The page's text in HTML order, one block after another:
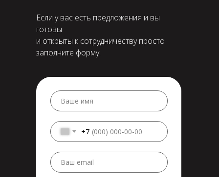
+7
Если у вас есть предложения и вы
готовы
и открыты к сотрудничеству просто
заполните форму.